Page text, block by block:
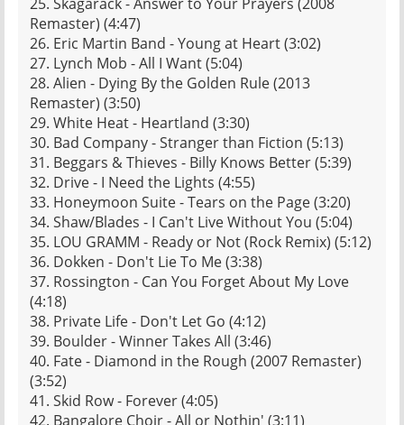
Remaster) (4:47)
26. Eric Martin Band - Young at Heart (3:02)
27. Lynch Mob - All I Want (5:04)
28. Alien - Dying By the Golden Rule (2013
Remaster) (3:50)
29. White Heat - Heartland (3:30)
30. Bad Company - Stranger than Fiction (5:13)
31. Beggars & Thieves - Billy Knows Better (5:39)
32. Drive - I Need the Lights (4:55)
33. Honeymoon Suite - Tears on the Page (3:20)
34. Shaw/Blades - I Can't Live Without You (5:04)
35. LOU GRAMM - Ready or Not (Rock Remix) (5:12)
36. Dokken - Don't Lie To Me (3:38)
37. Rossington - Can You Forget About My Love
(4:18)
38. Private Life - Don't Let Go (4:12)
39. Boulder - Winner Takes All (3:46)
40. Fate - Diamond in the Rough (2007 Remaster)
(3:52)
41. Skid Row - Forever (4:05)
42. Bangalore Choir - All or Nothin' (3:11)